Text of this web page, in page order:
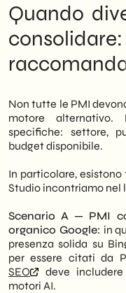
Quando
Non tutte le PMI
motore
specifiche: settore,
budget disponibile.
In particolare,
Studio incontriamo nel
Scenario A — PMI
organico Google: in
presenza solida su
per essere citati da
SEO
deve
motori AI.